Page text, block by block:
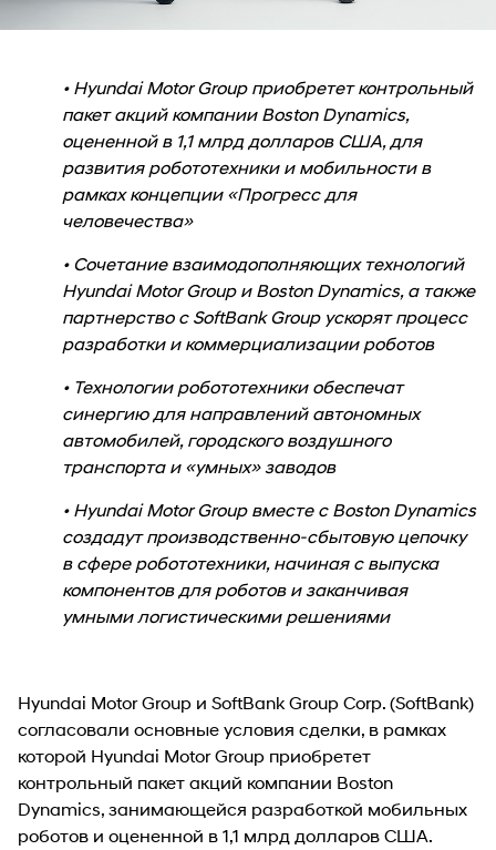
• Hyundai Motor Group приобретет контрольный
пакет акций компании Boston Dynamics,
оцененной в 1,1 млрд долларов США, для
развития робототехники и мобильности в
рамках концепции «Прогресс для
человечества»
• Сочетание взаимодополняющих технологий
Hyundai Motor Group и Boston Dynamics, а также
партнерство с SoftBank Group ускорят процесс
разработки и коммерциализации роботов
• Технологии робототехники обеспечат
синергию для направлений автономных
автомобилей, городского воздушного
транспорта и «умных» заводов
• Hyundai Motor Group вместе с Boston Dynamics
создадут производственно-сбытовую цепочку
в сфере робототехники, начиная с выпуска
компонентов для роботов и заканчивая
умными логистическими решениями
Hyundai Motor Group и SoftBank Group Corp. (SoftBank)
согласовали основные условия сделки, в рамках
которой Hyundai Motor Group приобретет
контрольный пакет акций компании Boston
Dynamics, занимающейся разработкой мобильных
роботов и оцененной в 1,1 млрд долларов США.